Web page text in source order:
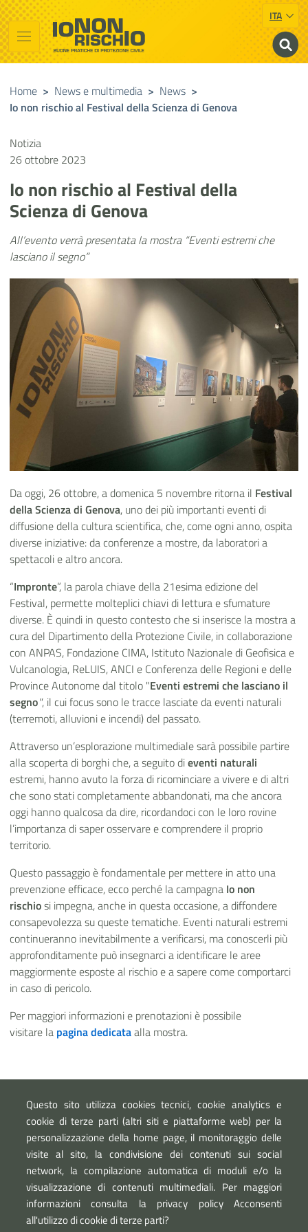
Vai al contenuto principale
Raggiungi il piè di pagina ITA
Io non rischio
Buone pratiche di Protezione Civile
Home > News e multimedia > News >
Io non rischio al Festival della Scienza di Genova
Notizia
26 ottobre 2023
Io non rischio al Festival della
Scienza di Genova
All’evento verrà presentata la mostra “Eventi estremi che
lasciano il segno”
Da oggi, 26 ottobre, a domenica 5 novembre ritorna il Festival
della Scienza di Genova, uno dei più importanti eventi di
diffusione della cultura scientifica, che, come ogni anno, ospita
diverse iniziative: da conferenze a mostre, da laboratori a
spettacoli e altro ancora.
“Impronte”, la parola chiave della 21esima edizione del
Festival, permette molteplici chiavi di lettura e sfumature
diverse. È quindi in questo contesto che si inserisce la mostra a
cura del Dipartimento della Protezione Civile, in collaborazione
con ANPAS, Fondazione CIMA, Istituto Nazionale di Geofisica e
Vulcanologia, ReLUIS,ANCI e Conferenza delle Regioni e delle
Province Autonomedal titolo "Eventi estremi che lasciano il
segno", il cui focus sono le tracce lasciate da eventi naturali
(terremoti, alluvioni e incendi) del passato.
Attraverso un’esplorazione multimediale sarà possibile partire
alla scoperta di borghi che, a seguito dieventi naturali
estremi, hanno avuto la forza di ricominciare a vivere e di altri
che sono stati completamente abbandonati, ma che ancora
oggi hanno qualcosa da dire, ricordandoci con le loro rovine
l’importanza di saper osservare e comprendere il proprio
territorio.
Questo passaggio è fondamentale per mettere in atto una
prevenzione efficace, ecco perché la campagna Io non
rischiosi impegna, anche in questa occasione, a diffondere
consapevolezza su queste tematiche. Eventi naturali estremi
continueranno inevitabilmente a verificarsi, ma conoscerli più
approfonditamente può insegnarci a identificare le aree
maggiormente esposte al rischio e a sapere come comportarci
in caso di pericolo.
Per maggiori informazionie prenotazioniè possibile
visitare la pagina dedicataalla mostra.
Festival della Scienza
Fondazione CIMA
Questo sito utilizza cookies tecnici, cookie analytics e
cookie di terze parti (altri siti e piattaforme web) per la
personalizzazione della home page, il monitoraggio delle
visite al sito, la condivisione dei contenuti sui social
network, la compilazione automatica di moduli e/o la
visualizzazione di contenuti multimediali. Per maggiori
informazioni consulta la privacy policy Acconsenti
all'utilizzo di cookie di terze parti?